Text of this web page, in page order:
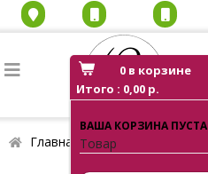
0 в корзине
Итого : 0,00 р.
ВАША КОРЗИНА ПУСТА
Товар
Главная Каталог